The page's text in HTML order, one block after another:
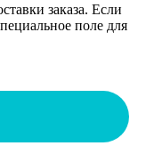
заказа. Если
поле для